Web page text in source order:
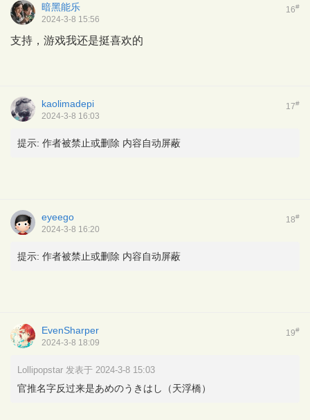
16#
暗黑能乐
2024-3-8 15:56
支持，游戏我还是挺喜欢的
17#
kaolimadepi
2024-3-8 16:03
提示: 作者被禁止或删除 内容自动屏蔽
18#
eyeego
2024-3-8 16:20
提示: 作者被禁止或删除 内容自动屏蔽
19#
EvenSharper
2024-3-8 18:09
Lollipopstar 发表于 2024-3-8 15:03
官推名字反过来是あめのうきはし（天浮橋）